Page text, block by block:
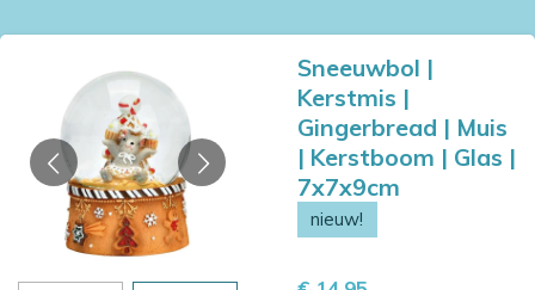
Sneeuwbol |
Kerstmis |
Gingerbread | Muis
| Kerstboom | Glas |
7x7x9cm
nieuw!